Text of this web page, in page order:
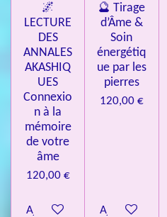
🌌
LECTURE
DES
ANNALES
AKASHIQ
UES
Connexio
n à la
mémoire
de votre
âme
120,00 €
Ajouter au panier
🔮 Tirage
d’Âme &
Soin
énergétiq
ue par les
pierres
120,00 €
Ajouter au